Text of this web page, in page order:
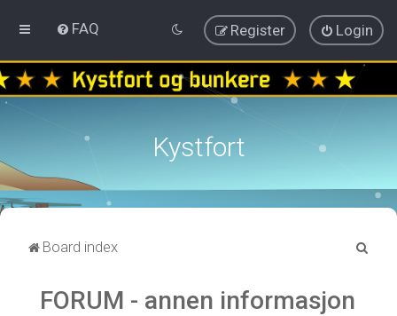
FAQ Login
Register
Kystfort
Board index
FORUM - annen informasjon